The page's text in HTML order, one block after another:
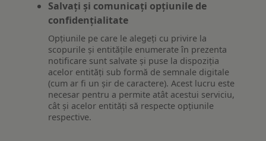
Salvați și comunicați opțiunile de
confidențialitate
Opțiunile pe care le alegeți cu privire la
scopurile și entitățile enumerate în prezenta
notificare sunt salvate și puse la dispoziția
acelor entități sub formă de semnale digitale
(cum ar fi un șir de caractere). Acest lucru este
necesar pentru a permite atât acestui serviciu,
cât și acelor entități să respecte opțiunile
respective.